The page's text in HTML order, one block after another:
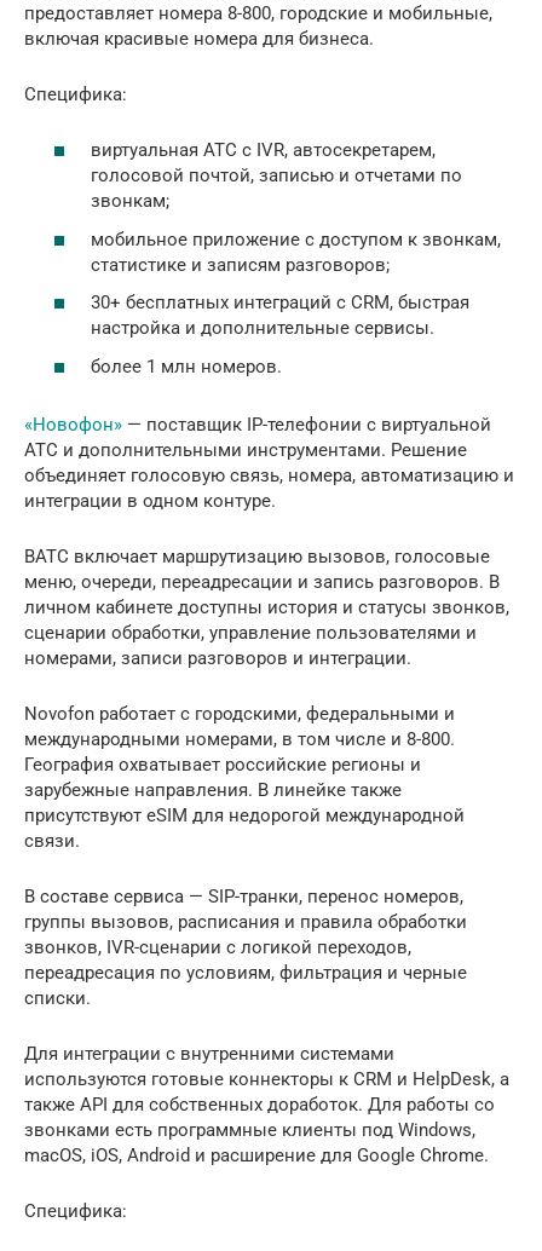
предоставляет номера 8-800, городские и мобильные,
включая красивые номера для бизнеса.
Специфика:
виртуальная АТС с IVR, автосекретарем,
голосовой почтой, записью и отчетами по
звонкам;
мобильное приложение с доступом к звонкам,
статистике и записям разговоров;
30+ бесплатных интеграций с CRM, быстрая
настройка и дополнительные сервисы.
более 1 млн номеров.
«Новофон» — поставщик IP-телефонии с виртуальной
АТС и дополнительными инструментами. Решение
объединяет голосовую связь, номера, автоматизацию и
интеграции в одном контуре.
ВАТС включает маршрутизацию вызовов, голосовые
меню, очереди, переадресации и запись разговоров. В
личном кабинете доступны история и статусы звонков,
сценарии обработки, управление пользователями и
номерами, записи разговоров и интеграции.
Novofon работает с городскими, федеральными и
международными номерами, в том числе и 8-800.
География охватывает российские регионы и
зарубежные направления. В линейке также
присутствуют eSIM для недорогой международной
связи.
В составе сервиса — SIP-транки, перенос номеров,
группы вызовов, расписания и правила обработки
звонков, IVR-сценарии с логикой переходов,
переадресация по условиям, фильтрация и черные
списки.
Для интеграции с внутренними системами
используются готовые коннекторы к CRM и HelpDesk, а
также API для собственных доработок. Для работы со
звонками есть программные клиенты под Windows,
macOS, iOS, Android и расширение для Google Chrome.
Специфика: